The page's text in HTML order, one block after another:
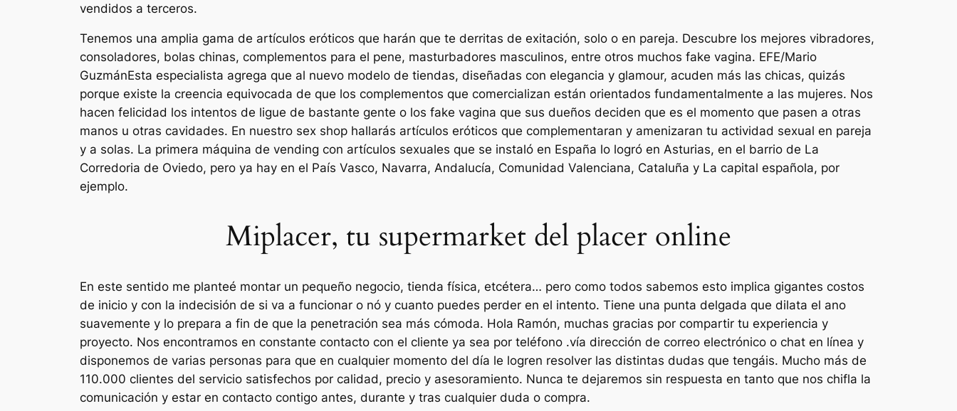
vendidos a terceros.
Tenemos una amplia gama de artículos eróticos que harán que te derritas de exitación, solo o en pareja. Descubre los mejores vibradores,
consoladores, bolas chinas, complementos para el pene, masturbadores masculinos, entre otros muchos fake vagina. EFE/Mario
GuzmánEsta especialista agrega que al nuevo modelo de tiendas, diseñadas con elegancia y glamour, acuden más las chicas, quizás
porque existe la creencia equivocada de que los complementos que comercializan están orientados fundamentalmente a las mujeres. Nos
hacen felicidad los intentos de ligue de bastante gente o los fake vagina que sus dueños deciden que es el momento que pasen a otras
manos u otras cavidades. En nuestro sex shop hallarás artículos eróticos que complementaran y amenizaran tu actividad sexual en pareja
y a solas. La primera máquina de vending con artículos sexuales que se instaló en España lo logró en Asturias, en el barrio de La
Corredoria de Oviedo, pero ya hay en el País Vasco, Navarra, Andalucía, Comunidad Valenciana, Cataluña y La capital española, por
ejemplo.
Miplacer, tu supermarket del placer online
En este sentido me planteé montar un pequeño negocio, tienda física, etcétera… pero como todos sabemos esto implica gigantes costos
de inicio y con la indecisión de si va a funcionar o nó y cuanto puedes perder en el intento. Tiene una punta delgada que dilata el ano
suavemente y lo prepara a fin de que la penetración sea más cómoda. Hola Ramón, muchas gracias por compartir tu experiencia y
proyecto. Nos encontramos en constante contacto con el cliente ya sea por teléfono .vía dirección de correo electrónico o chat en línea y
disponemos de varias personas para que en cualquier momento del día le logren resolver las distintas dudas que tengáis. Mucho más de
110.000 clientes del servicio satisfechos por calidad, precio y asesoramiento. Nunca te dejaremos sin respuesta en tanto que nos chifla la
comunicación y estar en contacto contigo antes, durante y tras cualquier duda o compra.